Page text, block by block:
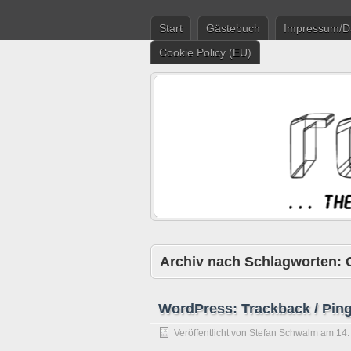
Start Gästebuch
Impressum/
Cookie Policy (EU)
Archiv nach Schlagworten:
WordPress: Trackback /
Veröffentlicht von Stefan Schwalm am